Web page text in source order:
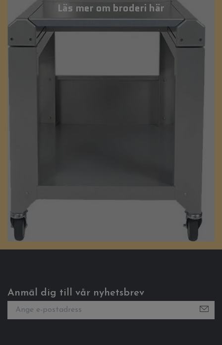
Läs mer om broderi här
Anmäl dig till vår nyhetsbrev